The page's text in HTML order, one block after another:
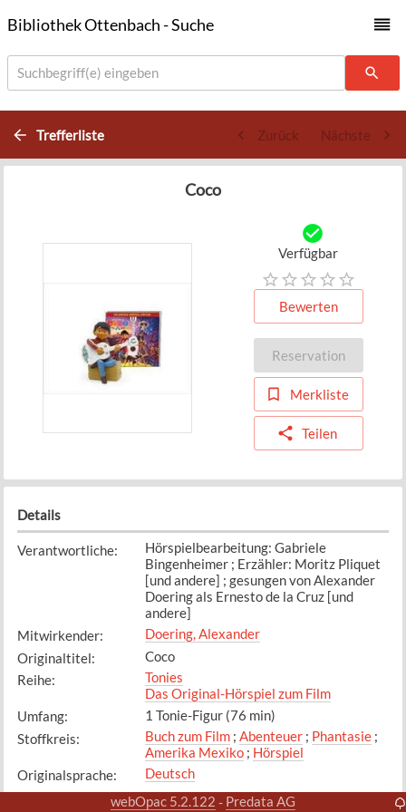
Bibliothek Ottenbach - Suche
Suchbegriff(e) eingeben
Trefferliste Zurück Nächste
Coco
Verfügbar
Bewerten
Reservation
Merkliste
Teilen
Details
Verantwortliche:
Hörspielbearbeitung: Gabriele
Bingenheimer ; Erzähler: Moritz Pliquet
[und andere] ; gesungen von Alexander
Doering als Ernesto de la Cruz [und
andere]
Mitwirkender:
Doering, Alexander
Originaltitel:
Coco
Reihe:
Tonies
Das Original-Hörspiel zum Film
Umfang:
1 Tonie-Figur (76 min)
Stoffkreis: Buch zum Film; Abenteuer; Phantasie;
Amerika Mexiko; Hörspiel
Originalsprache:
Deutsch
webOpac 5.2.122 - Predata AG